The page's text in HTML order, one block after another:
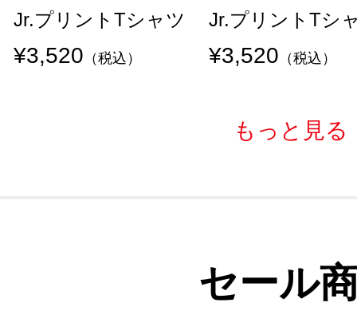
Jr.プリントTシャツ
¥3,520 （税込）
Jr.プリントTシ
¥3,520 （税込）
もっと見る
セール